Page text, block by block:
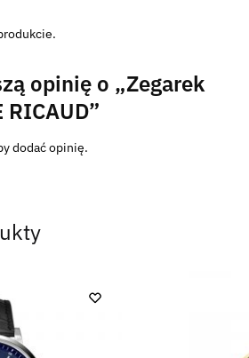
opinię o „Zegarek
RICAUD”
dodać opinię.